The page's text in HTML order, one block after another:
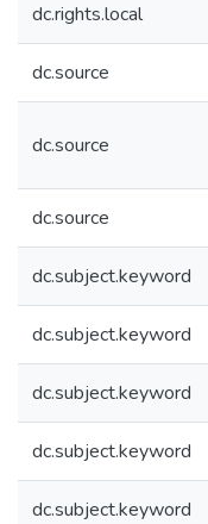
dc.rights.local
dc.source
dc.source
dc.source
dc.subject.keyword
dc.subject.keyword
dc.subject.keyword
dc.subject.keyword
dc.subject.keyword